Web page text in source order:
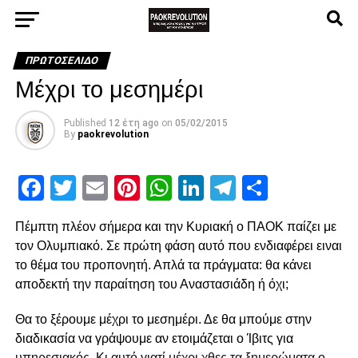
ΠΡΩΤΟΣΈΛΙΔΟ
Μέχρι το μεσημέρι
Published 12 έτη ago on 05/02/2015
By paokrevolution
Facebook
Twitter
EmailPinterest
WhatsApp
LinkedIn
Telegram
Πέμπτη πλέον σήμερα και την Κυριακή ο ΠΑΟΚ παίζει με
τον Ολυμπιακό. Σε πρώτη φάση αυτό που ενδιαφέρει ειναι
το θέμα του προπονητή. Απλά τα πράγματα: θα κάνει
αποδεκτή την παραίτηση του Αναστασιάδη ή όχι;
Θα το ξέρουμε μέχρι το μεσημέρι. Δε θα μπούμε στην
διαδικασία να γράψουμε αν ετοιμάζεται ο Ίβιτς για